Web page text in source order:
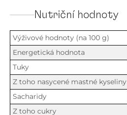
Nutriční hodnoty
Výživové hodnoty (na 100 g)
Energetická hodnota
Tuky
Z toho nasycené mastné kyseliny
Sacharidy
Z toho cukry